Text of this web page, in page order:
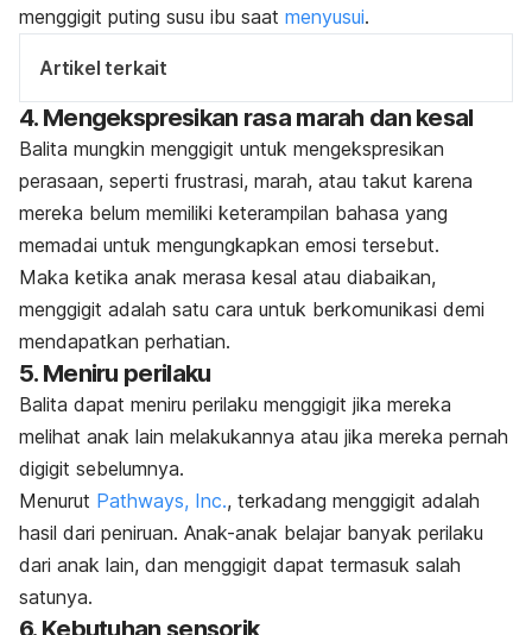
menggigit puting susu ibu saat menyusui.
Artikel terkait
4. Mengekspresikan rasa marah dan kesal
Balita mungkin menggigit untuk mengekspresikan
perasaan, seperti frustrasi, marah, atau takut karena
mereka belum memiliki keterampilan bahasa yang
memadai untuk mengungkapkan emosi tersebut.
Maka ketika anak merasa kesal atau diabaikan,
menggigit adalah satu cara untuk berkomunikasi demi
mendapatkan perhatian.
5. Meniru perilaku
Balita dapat meniru perilaku menggigit jika mereka
melihat anak lain melakukannya atau jika mereka pernah
digigit sebelumnya.
Menurut Pathways, Inc., terkadang menggigit adalah
hasil dari peniruan. Anak-anak belajar banyak perilaku
dari anak lain, dan menggigit dapat termasuk salah
satunya.